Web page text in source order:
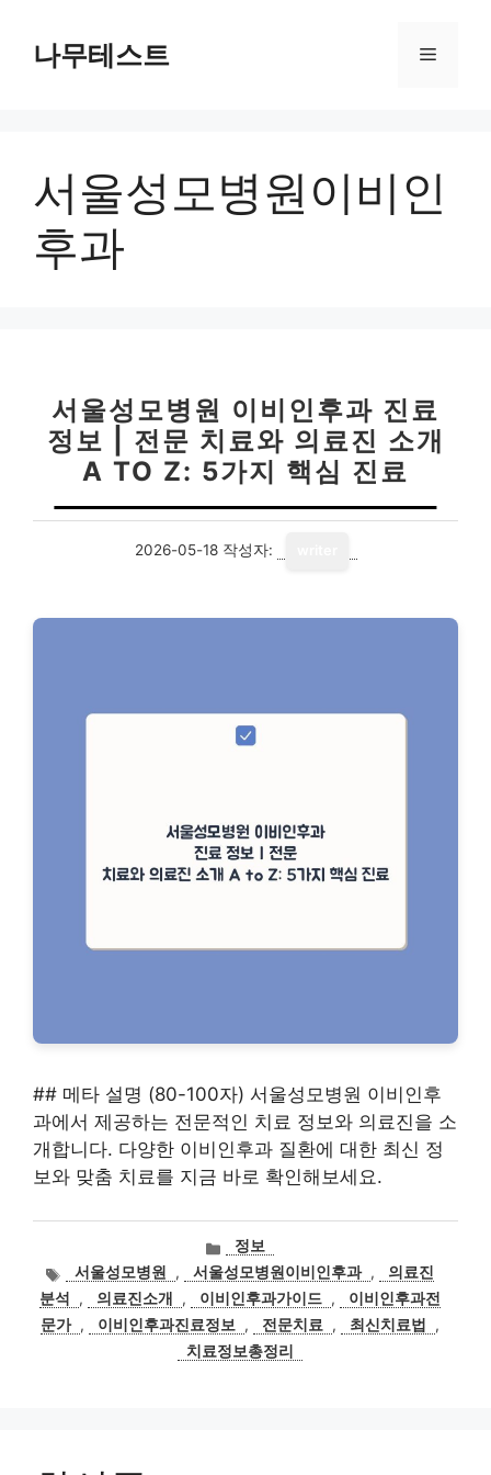
나무테스트 메
서울성모병원이비인
후과
서울성모병원 이비인후과 진료
정보 | 전문 치료와 의료진 소개
A TO Z: 5가지 핵심 진료
2026-05-18 작성자:
## 메타 설명 (80-100자) 서울성모병원 이비인후
과에서 제공하는 전문적인 치료 정보와 의료진을 소
개합니다. 다양한 이비인후과 질환에 대한 최신 정
보와 맞춤 치료를 지금 바로 확인해보세요.
카
테
고
리
정보
태
그
서울성모병원 , 서울성모병원이비인후과 ,
의료진
분석
, 의료진소개 , 이비인후과가이드 ,
이비인후과전
문가 , 이비인후과진료정보 , 전문치료 , 최신치료법
,
치료정보총정리